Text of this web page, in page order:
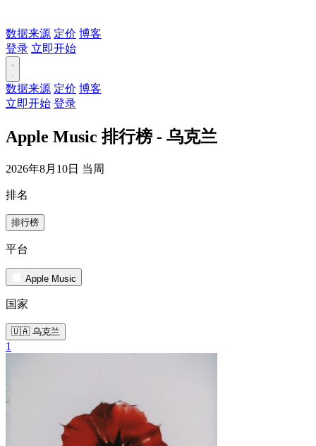
数据来源 定价 博客
登录 立即开始
数据来源 定价 博客
立即开始 登录
Apple Music 排行榜 - 乌克兰
2026年8月10日 当周
排名
排行榜
平台
Apple Music
国家
🇺🇦 乌克兰
1